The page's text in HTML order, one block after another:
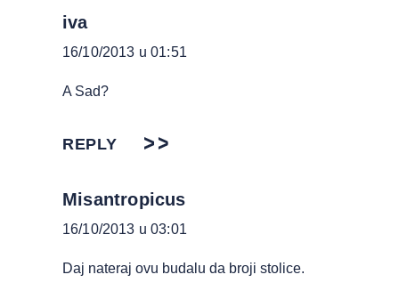
iva
16/10/2013 u 01:51
A Sad?
REPLY
Misantropicus
16/10/2013 u 03:01
Daj nateraj ovu budalu da broji stolice.